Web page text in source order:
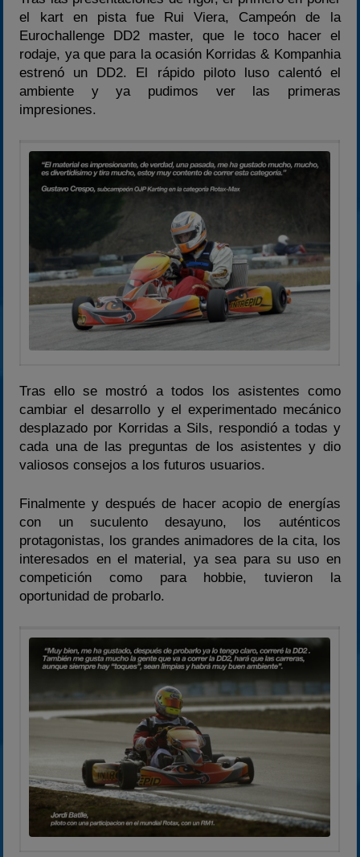
el kart en pista fue Rui Viera, Campeón de la
Eurochallenge DD2 master, que le toco hacer el
rodaje, ya que para la ocasión Korridas & Kompanhia
estrenó un DD2. El rápido piloto luso calentó el
ambiente y ya pudimos ver las primeras
impresiones.
Tras ello se mostró a todos los asistentes como
cambiar el desarrollo y el experimentado mecánico
desplazado por Korridas a Sils, respondió a todas y
cada una de las preguntas de los asistentes y dio
valiosos consejos a los futuros usuarios.
Finalmente y después de hacer acopio de energías
con un suculento desayuno, los auténticos
protagonistas, los grandes animadores de la cita, los
interesados en el material, ya sea para su uso en
competición como para hobbie, tuvieron la
oportunidad de probarlo.